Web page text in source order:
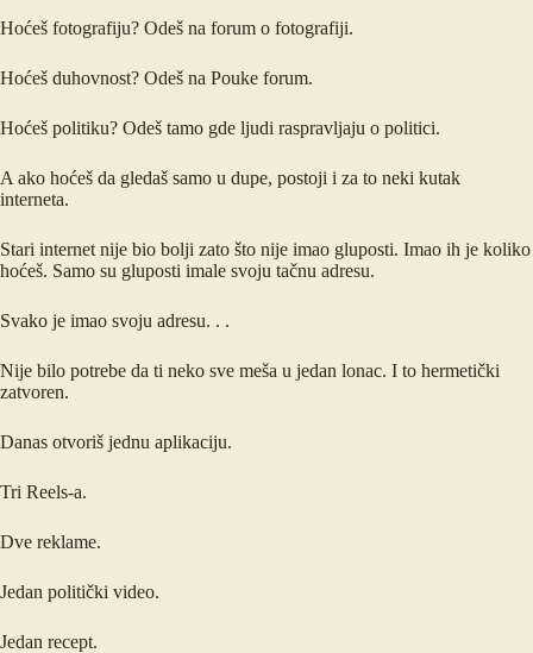
Hoćeš fotografiju? Odeš na forum o fotografiji.
Hoćeš duhovnost? Odeš na Pouke forum.
Hoćeš politiku? Odeš tamo gde ljudi raspravljaju o politici.
A ako hoćeš da gledaš samo u dupe, postoji i za to neki kutak
interneta.
Stari internet nije bio bolji zato što nije imao gluposti. Imao ih je koliko
hoćeš. Samo su gluposti imale svoju tačnu adresu.
Svako je imao svoju adresu. . .
Nije bilo potrebe da ti neko sve meša u jedan lonac. I to hermetički
zatvoren.
Danas otvoriš jednu aplikaciju.
Tri Reels-a.
Dve reklame.
Jedan politički video.
Jedan recept.